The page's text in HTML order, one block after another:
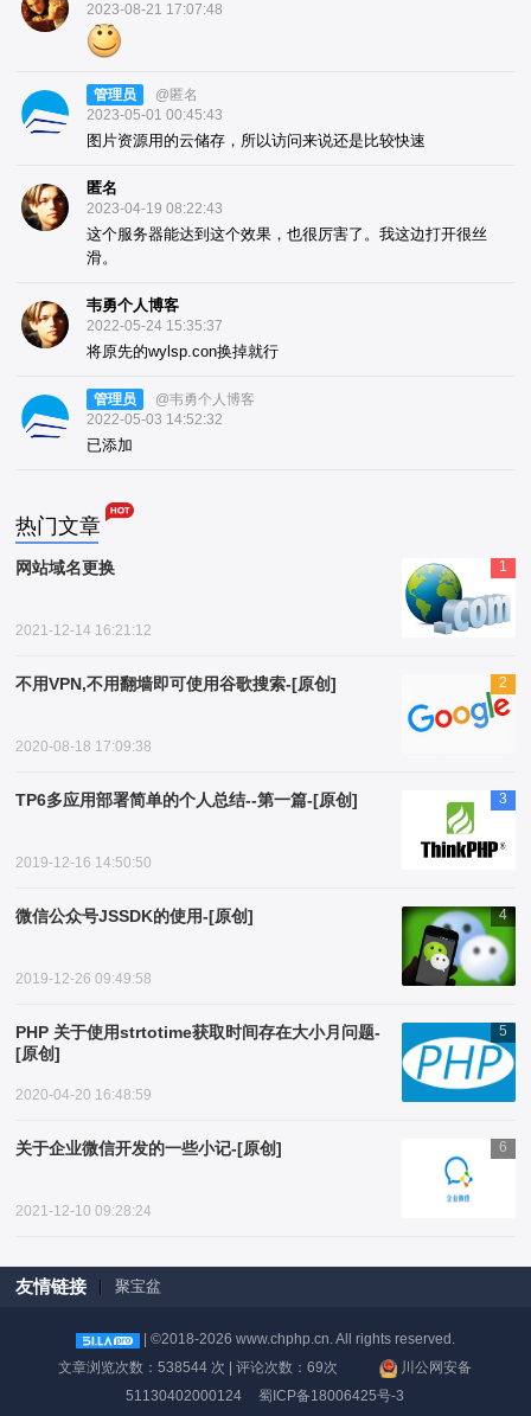
2023-08-21 17:07:48
管理员
@匿名
2023-05-01 00:45:43
图片资源用的云储存，所以访问来说还是比较快速
匿名
2023-04-19 08:22:43
这个服务器能达到这个效果，也很厉害了。我这边打开很丝
滑。
韦勇个人博客
2022-05-24 15:35:37
将原先的wylsp.con换掉就行
管理员
@韦勇个人博客
2022-05-03 14:52:32
已添加
热门文章
1
网站域名更换
2021-12-14 16:21:12
2
不用VPN,不用翻墙即可使用谷歌搜索-[原创]
2020-08-18 17:09:38
3
TP6多应用部署简单的个人总结--第一篇-[原创]
2019-12-16 14:50:50
4
微信公众号JSSDK的使用-[原创]
2019-12-26 09:49:58
5
PHP 关于使用strtotime获取时间存在大小月问题-
[原创]
2020-04-20 16:48:59
6
关于企业微信开发的一些小记-[原创]
2021-12-10 09:28:24
友情链接 聚宝盆
| ©2018-2026 www.chphp.cn. All rights reserved.
文章浏览次数：538544 次 | 评论次数：69次
川公网安备
51130402000124
蜀ICP备18006425号-3